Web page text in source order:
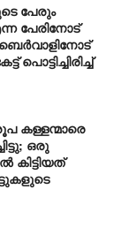
പേരും
പേരിനോട്
ബെർവാളിനോട്
കള്ളന്മാരെ
ഒരു